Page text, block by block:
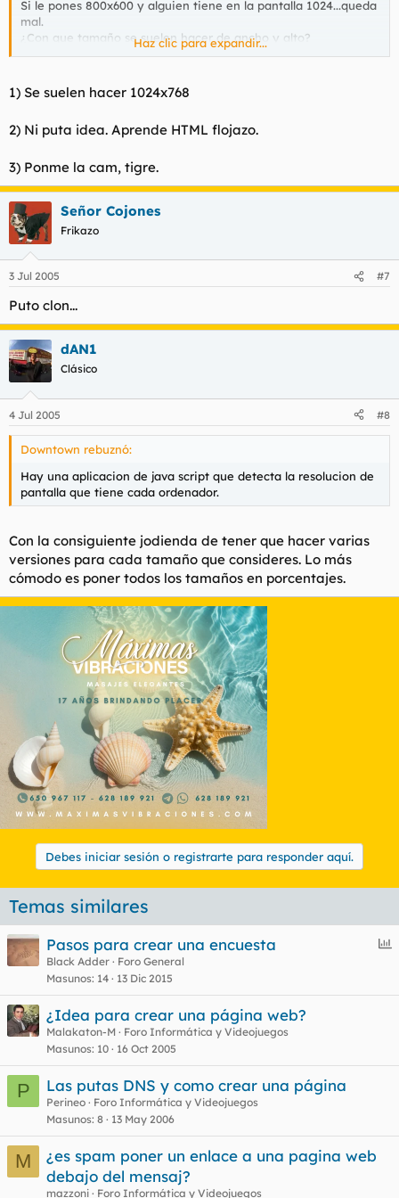
Si le pones 800x600 y alguien tiene en la pantalla 1024...queda
mal.
¿Con que tamaño se suelen hacer de ancho y alto?
la página abajo te pone el ancho y alto en pixels.¿Como veis el
ancho y alto por ejemplo de una columna en concreo o una
Haz clic para expandir...
1) Se suelen hacer 1024x768
2) Ni puta idea. Aprende HTML flojazo.
3) Ponme la cam, tigre.
Señor Cojones
Frikazo
3 Jul 2005 #7
Puto clon...
dAN1
Clásico
4 Jul 2005 #8
Downtown rebuznó:
Hay una aplicacion de java script que detecta la resolucion de
pantalla que tiene cada ordenador.
Con la consiguiente jodienda de tener que hacer varias
versiones para cada tamaño que consideres. Lo más
cómodo es poner todos los tamaños en porcentajes.
Debes iniciar sesión o registrarte para responder aquí.
Temas similares
E
u
Pasos para crear una encuesta
Black Adder
Foro General
Masunos 14 13 Dic 2015
¿Idea para crear una página web?
Malakaton-M
Foro Informática y Videojuegos
Masunos 10 16 Oct 2005
P Las putas DNS y como crear una página
Perineo
Foro Informática y Videojuegos
Masunos 8 13 May 2006
M
¿es spam poner un enlace a una pagina web
debajo del mensaj?
mazzoni
Foro Informática y Videojuegos